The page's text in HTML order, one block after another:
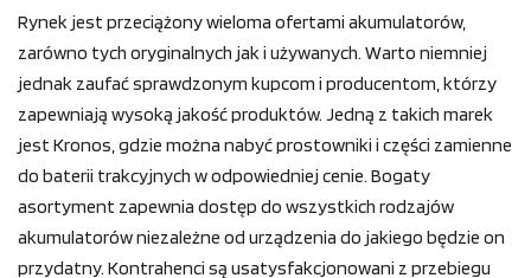
Rynek jest przeciążony wieloma ofertami akumulatorów,
zarówno tych oryginalnych jak i używanych. Warto niemniej
jednak zaufać sprawdzonym kupcom i producentom, którzy
zapewniają wysoką jakość produktów. Jedną z takich marek
jest Kronos, gdzie można nabyć prostowniki i części zamienne
do baterii trakcyjnych w odpowiedniej cenie. Bogaty
asortyment zapewnia dostęp do wszystkich rodzajów
akumulatorów niezależne od urządzenia do jakiego będzie on
przydatny. Kontrahenci są usatysfakcjonowani z przebiegu